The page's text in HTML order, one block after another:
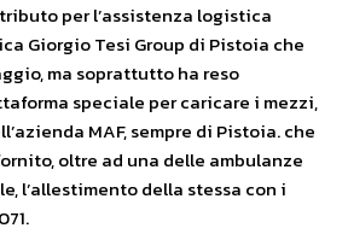
per l’assistenza logistica
Giorgio Tesi Group di Pistoia che
ma soprattutto ha reso
speciale per caricare i mezzi,
MAF, sempre di Pistoia. che
oltre ad una delle ambulanze
l’allestimento della stessa con i